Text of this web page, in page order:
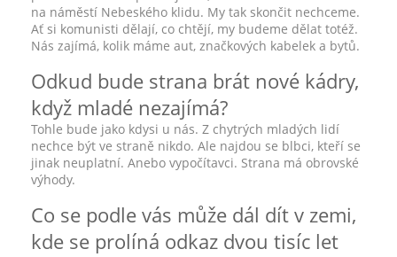
na náměstí Nebeského klidu. My tak skončit nechceme.
Ať si komunisti dělají, co chtějí, my budeme dělat totéž.
Nás zajímá, kolik máme aut, značkových kabelek a bytů.
Odkud bude strana brát nové kádry,
když mladé nezajímá?
Tohle bude jako kdysi u nás. Z chytrých mladých lidí
nechce být ve straně nikdo. Ale najdou se blbci, kteří se
jinak neuplatní. Anebo vypočítavci. Strana má obrovské
výhody.
Co se podle vás může dál dít v zemi,
kde se prolíná odkaz dvou tisíc let